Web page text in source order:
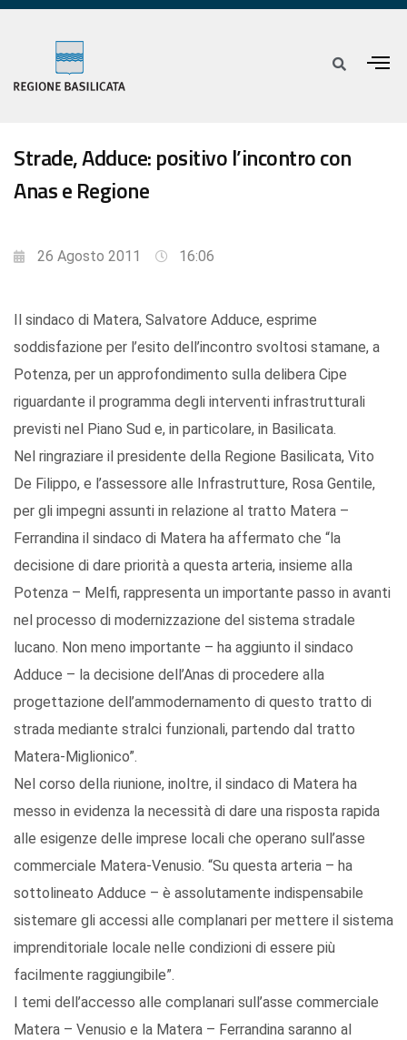
Strade, Adduce: positivo l’incontro con
Anas e Regione
26 Agosto 2011 16:06
Il sindaco di Matera, Salvatore Adduce, esprime
soddisfazione per l’esito dell’incontro svoltosi stamane, a
Potenza, per un approfondimento sulla delibera Cipe
riguardante il programma degli interventi infrastrutturali
previsti nel Piano Sud e, in particolare, in Basilicata.
Nel ringraziare il presidente della Regione Basilicata, Vito
De Filippo, e l’assessore alle Infrastrutture, Rosa Gentile,
per gli impegni assunti in relazione al tratto Matera –
Ferrandina il sindaco di Matera ha affermato che “la
decisione di dare priorità a questa arteria, insieme alla
Potenza – Melfi, rappresenta un importante passo in avanti
nel processo di modernizzazione del sistema stradale
lucano. Non meno importante – ha aggiunto il sindaco
Adduce – la decisione dell’Anas di procedere alla
progettazione dell’ammodernamento di questo tratto di
strada mediante stralci funzionali, partendo dal tratto
Matera-Miglionico”.
Nel corso della riunione, inoltre, il sindaco di Matera ha
messo in evidenza la necessità di dare una risposta rapida
alle esigenze delle imprese locali che operano sull’asse
commerciale Matera-Venusio. “Su questa arteria – ha
sottolineato Adduce – è assolutamente indispensabile
sistemare gli accessi alle complanari per mettere il sistema
imprenditoriale locale nelle condizioni di essere più
facilmente raggiungibile”.
I temi dell’accesso alle complanari sull’asse commerciale
Matera – Venusio e la Matera – Ferrandina saranno al